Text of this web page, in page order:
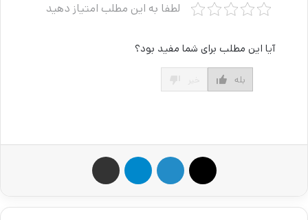
لطفا به این مطلب امتیاز دهید
آیا این مطلب برای شما مفید بود؟
بله
لینکدین تلگرام